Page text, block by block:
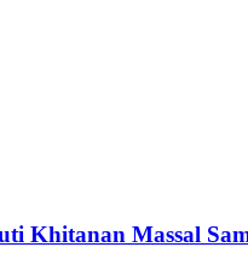
Khitanan Massal